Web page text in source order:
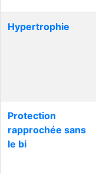
Hypertrophie
Protection
rapprochée sans
le bi